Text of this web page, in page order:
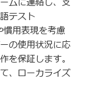
テスト
慣用表現を考慮
の使用状況に応
を保証します。
、ローカライズ